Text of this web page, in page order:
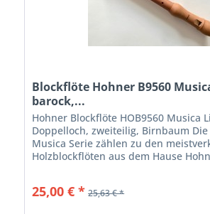
Blockflöte Hohner B9560
barock,...
Hohner Blockflöte HOB9560 Musica
Doppelloch, zweiteilig, Birnbaum
Musica Serie zählen zu den
Holzblockflöten aus dem Hause
25,00 € * 25,63 € *